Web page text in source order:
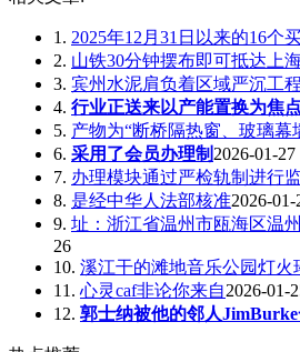
1. 2025年12月31日以来的16个
2. 山铁30分钟摆布即可抵达上
3. 宾州水泥肩负着区域严沉工
4. 行业正送来以产能置换为焦
5. 产物为“断桥隔热窗、玻璃幕
6. 采用了会员办理制 2026-01-27
7. 办理模块通过严检轨制进行
8. 是经中华人法部核准2026-01-
9. 址：浙江省温州市瓯海区温
26
10. 溪江干的滩地音乐公园灯火
11. 心灵caf非论你来自2026-01-
12. 郭士纳被他的邻人